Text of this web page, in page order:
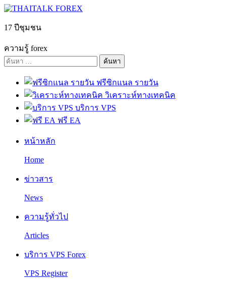
Skip
content
17 ปีชุมชน
ความรู้ forex
ค้นหา
ฟรีซิกแนล รายวัน
วิเคราะห์ทางเทคนิค
บริการ VPS
ฟรี EA
หน้าหลัก
Home
ข่าวสาร
News
ความรู้ทั่วไป
Articles
บริการ VPS Forex
VPS Register